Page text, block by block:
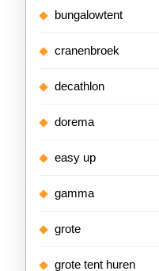
bungalowtent
cranenbroek
decathlon
dorema
easy up
gamma
grote
grote tent huren